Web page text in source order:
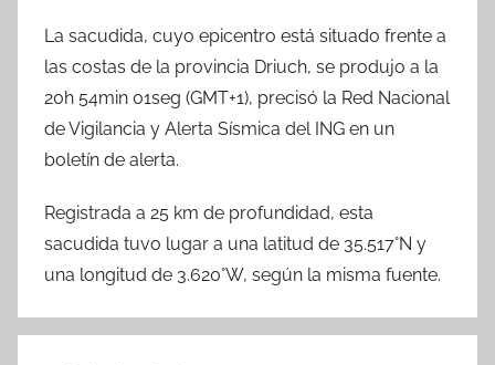
La sacudida, cuyo epicentro está situado frente a
las costas de la provincia Driuch, se produjo a la
20h 54min 01seg (GMT+1), precisó la Red Nacional
de Vigilancia y Alerta Sísmica del ING en un
boletín de alerta.
Registrada a 25 km de profundidad, esta
sacudida tuvo lugar a una latitud de 35.517°N y
una longitud de 3.620°W, según la misma fuente.